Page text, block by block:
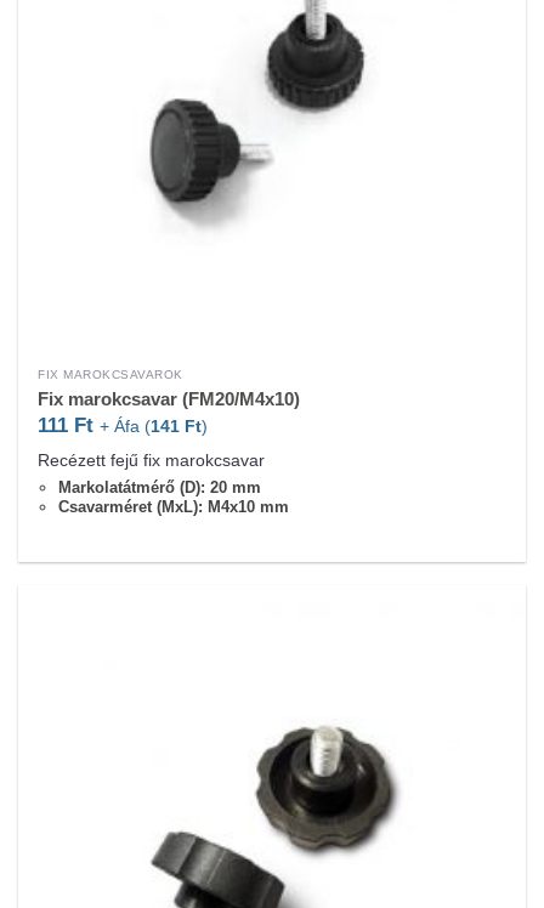
FIX MAROKCSAVAROK
Fix marokcsavar (FM20/M4x10)
111 Ft + Áfa (141 Ft)
Recézett fejű fix marokcsavar
Markolatátmérő (D): 20 mm
Csavarméret (MxL): M4x10 mm